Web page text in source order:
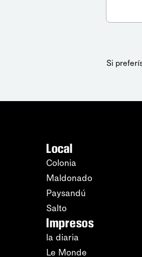
Si
Local
Colonia
Maldonado
Paysandú
Salto
Impresos
la diaria
Le Monde